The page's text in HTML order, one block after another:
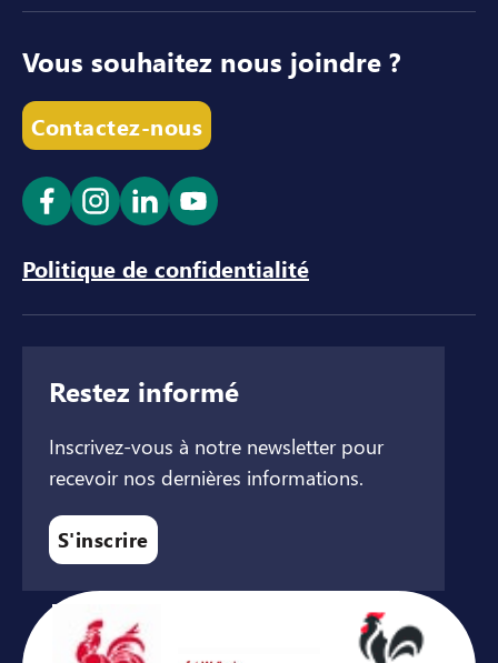
Vous souhaitez nous joindre ?
Contactez-nous
Ouvrir le lien dans un nouvel onglet
Ouvrir le lien dans un nouvel onglet
Ouvrir le lien dans un nouvel
Ouvrir le lien dans un
Politique de confidentialité
Restez informé
Inscrivez-vous à notre newsletter pour
recevoir nos dernières informations.
S'inscrire
Avec le soutien de ...